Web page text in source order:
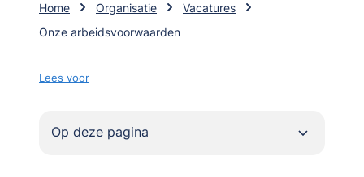
Home Organisatie
Vacatures
Onze arbeidsvoorwaarden
Lees voor
Op deze pagina